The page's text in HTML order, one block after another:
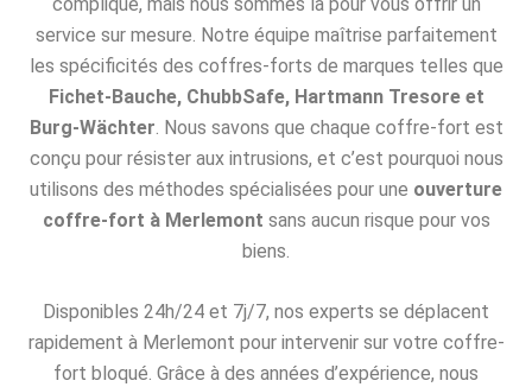
service sur mesure. Notre équipe maîtrise parfaitement
les spécificités des coffres-forts de marques telles que
Fichet-Bauche, ChubbSafe, Hartmann Tresore et
Burg-Wächter . Nous savons que chaque coffre-fort est
conçu pour résister aux intrusions, et c’est pourquoi nous
utilisons des méthodes spécialisées pour une ouverture
coffre-fort à Merlemont sans aucun risque pour vos
biens.
Disponibles 24h/24 et 7j/7, nos experts se déplacent
rapidement à Merlemont pour intervenir sur votre coffre-
fort bloqué. Grâce à des années d’expérience, nous